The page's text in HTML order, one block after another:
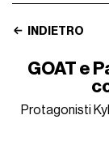
INDIETRO
GOAT e
Protagonisti